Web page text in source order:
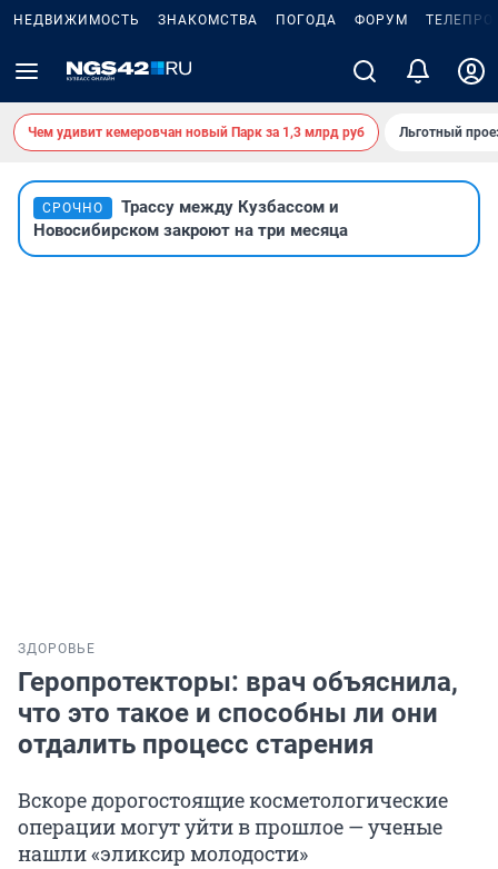
НЕДВИЖИМОСТЬ ЗНАКОМСТВА ПОГОДА ФОРУМ
Чем удивит кемеровчан новый Парк за 1,3 млрд руб Льготный
СРОЧНО
Трассу между Кузбассом и
Новосибирском закроют на три месяца
ЗДОРОВЬЕ
Геропротекторы: врач объяснила,
что это такое и способны ли они
отдалить процесс старения
Вскоре дорогостоящие косметологические
операции могут уйти в прошлое — ученые
нашли «эликсир молодости»